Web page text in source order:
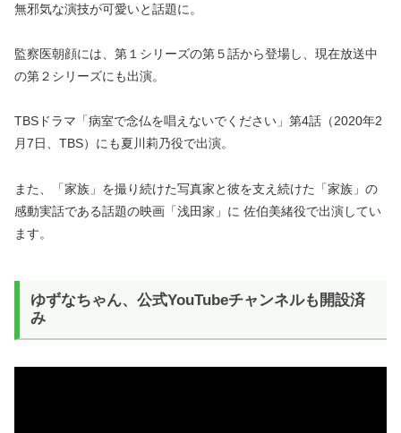
無邪気な演技が可愛いと話題に。
監察医朝顔には、第１シリーズの第５話から登場し、現在放送中
の第２シリーズにも出演。
TBSドラマ「病室で念仏を唱えないでください」第4話（2020年2
月7日、TBS）にも夏川莉乃役で出演。
また、「家族」を撮り続けた写真家と彼を支え続けた「家族」の
感動実話である話題の映画「浅田家」に 佐伯美緒役で出演してい
ます。
ゆずなちゃん、公式YouTubeチャンネルも開設済
み